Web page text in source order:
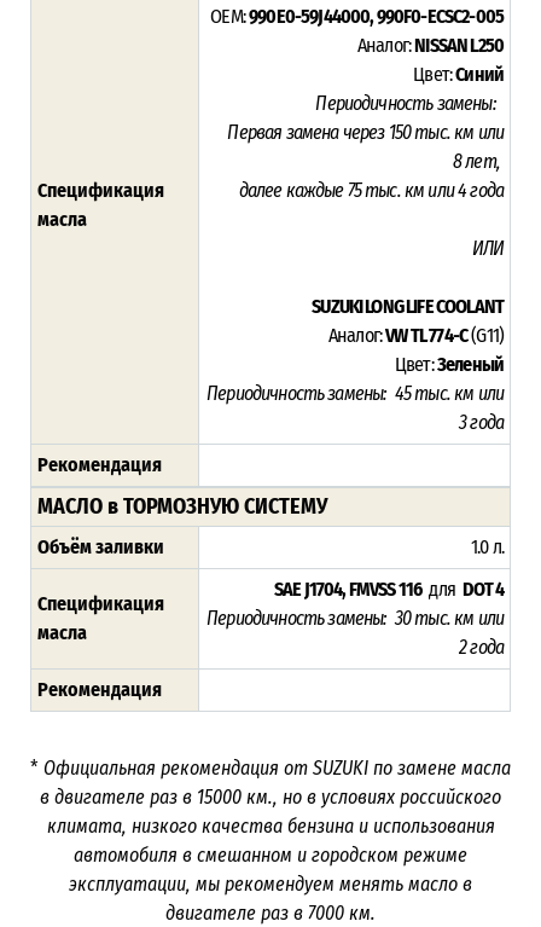
Спецификация
масла
OEM:990E0-59J44000, 990F0-ECSC2-005
Аналог:NISSAN L250
Цвет:Синий
Периодичность замены:
Первая замена через 150 тыс. км или
8лет,
далее каждые 75 тыс. км или 4 года
ИЛИ
SUZUKI LONG LIFE COOLANT
Аналог:VW TL 774-C(G11)
Цвет:Зеленый
Периодичность замены: 45тыс. км или
3года
Рекомендация
МАСЛО в ТОРМОЗНУЮ СИСТЕМУ
Объём заливки 1.0 л.
Спецификация
масла
SAE J1704, FMVSS 116дляDOT 4
Периодичность замены: 30 тыс. км или
2 года
Рекомендация
* Официальная рекомендация от SUZUKI по замене масла
в двигателе раз в 15000 км., но в условиях российского
климата, низкого качества бензина и использования
автомобиля в смешанном и городском режиме
эксплуатации, мы рекомендуем менять масло в
двигателе раз в 7000 км.